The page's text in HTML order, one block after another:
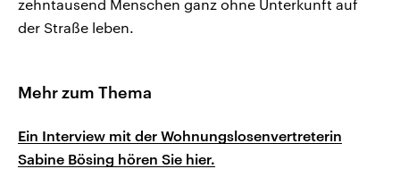
zehntausend Menschen ganz ohne Unterkunft auf
der Straße leben.
Mehr zum Thema
Ein Interview mit der Wohnungslosenvertreterin
Sabine Bösing hören Sie hier.